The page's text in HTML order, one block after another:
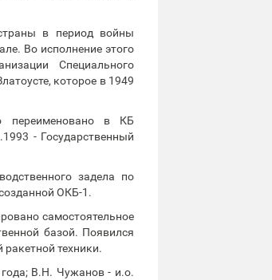
в период войны
Во исполнение этого
Специального
которое в 1949
переименовано в КБ
- Государственный
задела по
ОКБ-1.
самостоятельное
базой. Появился
ракетной техники.
В.Н. Чужанов - и.о.